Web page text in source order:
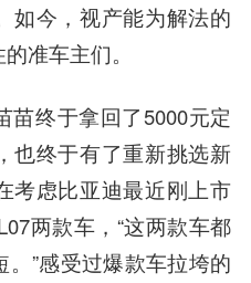
如今，视产能为解法的
准车主们。
苗终于拿回了5000元定
也终于有了重新挑选新
考虑比亚迪最近刚上市
两款车，“这两款车都
”感受过爆款车拉垮的